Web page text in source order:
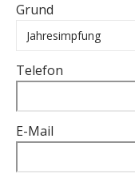
Grund
Telefon
E-Mail